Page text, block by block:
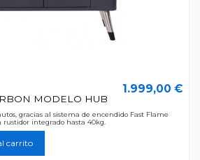
MODELO HUB
1.999,00 €
gracias al sistema de encendido Fast Flame
rustidor integrado hasta 40kg.
carrito